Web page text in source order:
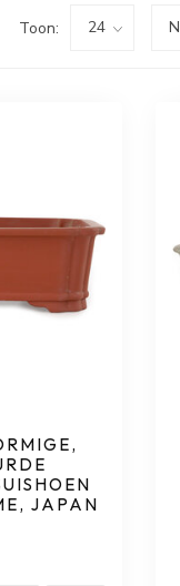
Toon:
JAPAN